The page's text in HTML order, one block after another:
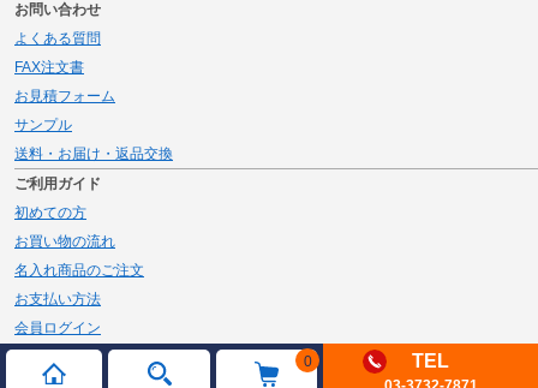
0 TEL
お問い合わせ
よくある質問
FAX注文書
お見積フォーム
サンプル
送料・お届け・返品交換
ご利用ガイド
初めての方
お買い物の流れ
名入れ商品のご注文
お支払い方法
会員ログイン
メルマガ登録